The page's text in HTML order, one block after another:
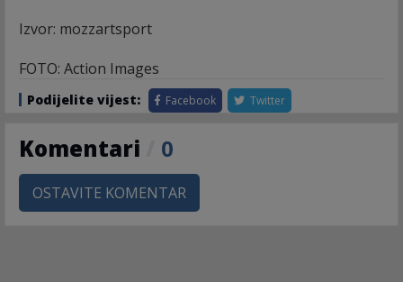
Izvor: mozzartsport
FOTO: Action Images
Podijelite vijest: Facebook Twitter
Komentari 0
OSTAVITE KOMENTAR